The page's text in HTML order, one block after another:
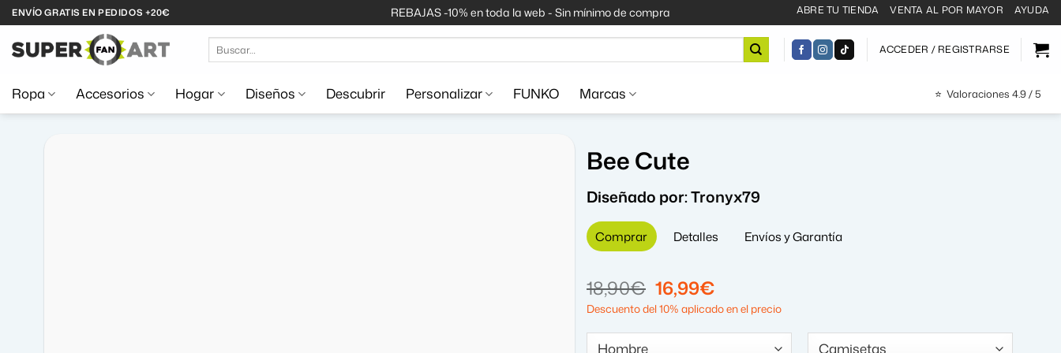
Saltar
al
contenido
ENVÍO GRATIS EN PEDIDOS +20€ REBAJAS -10% en toda la web - Sin mínimo de compra ABRE TU TIENDA VENTA AL POR MAYOR AYUDA
por:
ACCEDER / REGISTRARSE
Ropa Accesorios Hogar Diseños Descubrir Personalizar FUNKO Marcas ⭐ Valoraciones 4.9 / 5
Bee Cute
Diseñado por:Tronyx79
Comprar Detalles Envíos y Garantía
18,90€ El
precio
original
era:
16,99€El
precio
actual
es:
Descuento del 10% aplicado en el precio